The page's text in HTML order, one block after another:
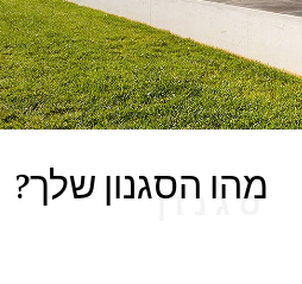
סגנון
מהו הסגנון שלך?